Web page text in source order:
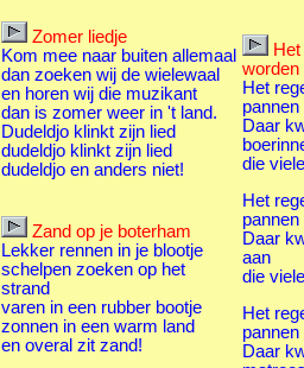
Zomer liedje
Kom mee naar buiten allemaal
dan zoeken wij de wielewaal
en horen wij die muzikant
dan is zomer weer in 't land.
Dudeldjo klinkt zijn lied
dudeldjo klinkt zijn lied
dudeldjo en anders niet!
Zand op je boterham
Lekker rennen in je blootje
schelpen zoeken op het
strand
varen in een rubber bootje
zonnen in een warm land
en overal zit zand!
worden
Het
Daar
die
Het
Daar
aan
die
Het
Daar